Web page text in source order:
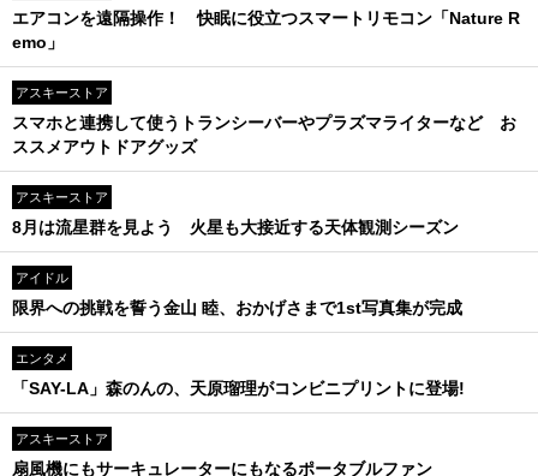
エアコンを遠隔操作！ 快眠に役立つスマートリモコン「Nature R
emo」
アスキーストア
スマホと連携して使うトランシーバーやプラズマライターなど お
ススメアウトドアグッズ
アスキーストア
8月は流星群を見よう 火星も大接近する天体観測シーズン
アイドル
限界への挑戦を誓う金山 睦、おかげさまで1st写真集が完成
エンタメ
「SAY-LA」森のんの、天原瑠理がコンビニプリントに登場!
アスキーストア
扇風機にもサーキュレーターにもなるポータブルファン